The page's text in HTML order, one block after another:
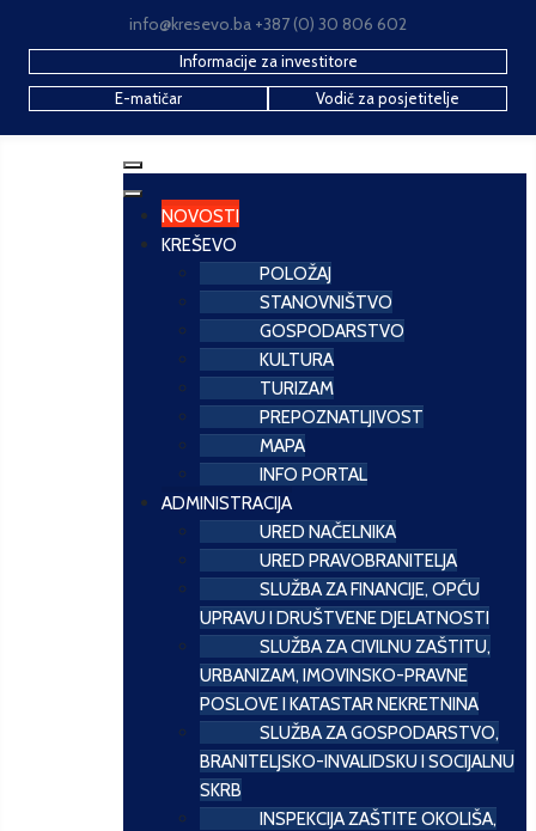
info@kresevo.ba +387 (0) 30 806 602
Informacije za investitore
E-matičar
Vodič za posjetitelje
NOVOSTI
KREŠEVO
POLOŽAJ
STANOVNIŠTVO
GOSPODARSTVO
KULTURA
TURIZAM
PREPOZNATLJIVOST
MAPA
INFO PORTAL
ADMINISTRACIJA
URED NAČELNIKA
URED PRAVOBRANITELJA
SLUŽBA ZA FINANCIJE, OPĆU
UPRAVU I DRUŠTVENE DJELATNOSTI
SLUŽBA ZA CIVILNU ZAŠTITU,
URBANIZAM, IMOVINSKO-PRAVNE
POSLOVE I KATASTAR NEKRETNINA
SLUŽBA ZA GOSPODARSTVO,
BRANITELJSKO-INVALIDSKU I SOCIJALNU
SKRB
INSPEKCIJA ZAŠTITE OKOLIŠA,